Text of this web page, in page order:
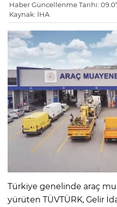
Haber Güncellenme Tarihi:
Kaynak: İHA
Türkiye genelinde araç
yürüten TÜVTÜRK, Gelir